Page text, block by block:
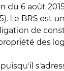
6 août
Le BRS est
de
des